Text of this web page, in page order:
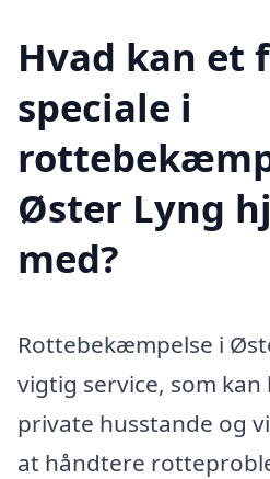
Hvad kan et
speciale i
Øster Lyng
med?
Rottebekæmpelse i
vigtig service, som
private husstande og
at håndtere